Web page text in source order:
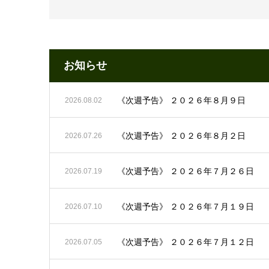
お知らせ
2026.08.02 《次週予告》 ２０２６年８月９日
2026.07.26 《次週予告》 ２０２６年８月２日
2026.07.19 《次週予告》 ２０２６年７月２６日
2026.07.10 《次週予告》 ２０２６年７月１９日
2026.07.05 《次週予告》 ２０２６年７月１２日